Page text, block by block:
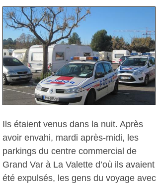
Ils étaient venus dans la nuit. Après
avoir envahi, mardi après-midi, les
parkings du centre commercial de
Grand Var à La Valette d’où ils avaient
été expulsés, les gens du voyage avec